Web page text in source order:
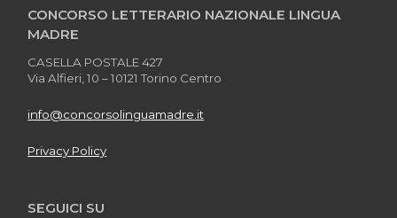
CONCORSO LETTERARIO NAZIONALE LINGUA
MADRE
CASELLA POSTALE 427
Via Alfieri, 10 – 10121 Torino Centro
info@concorsolinguamadre.it
Privacy Policy
SEGUICI SU